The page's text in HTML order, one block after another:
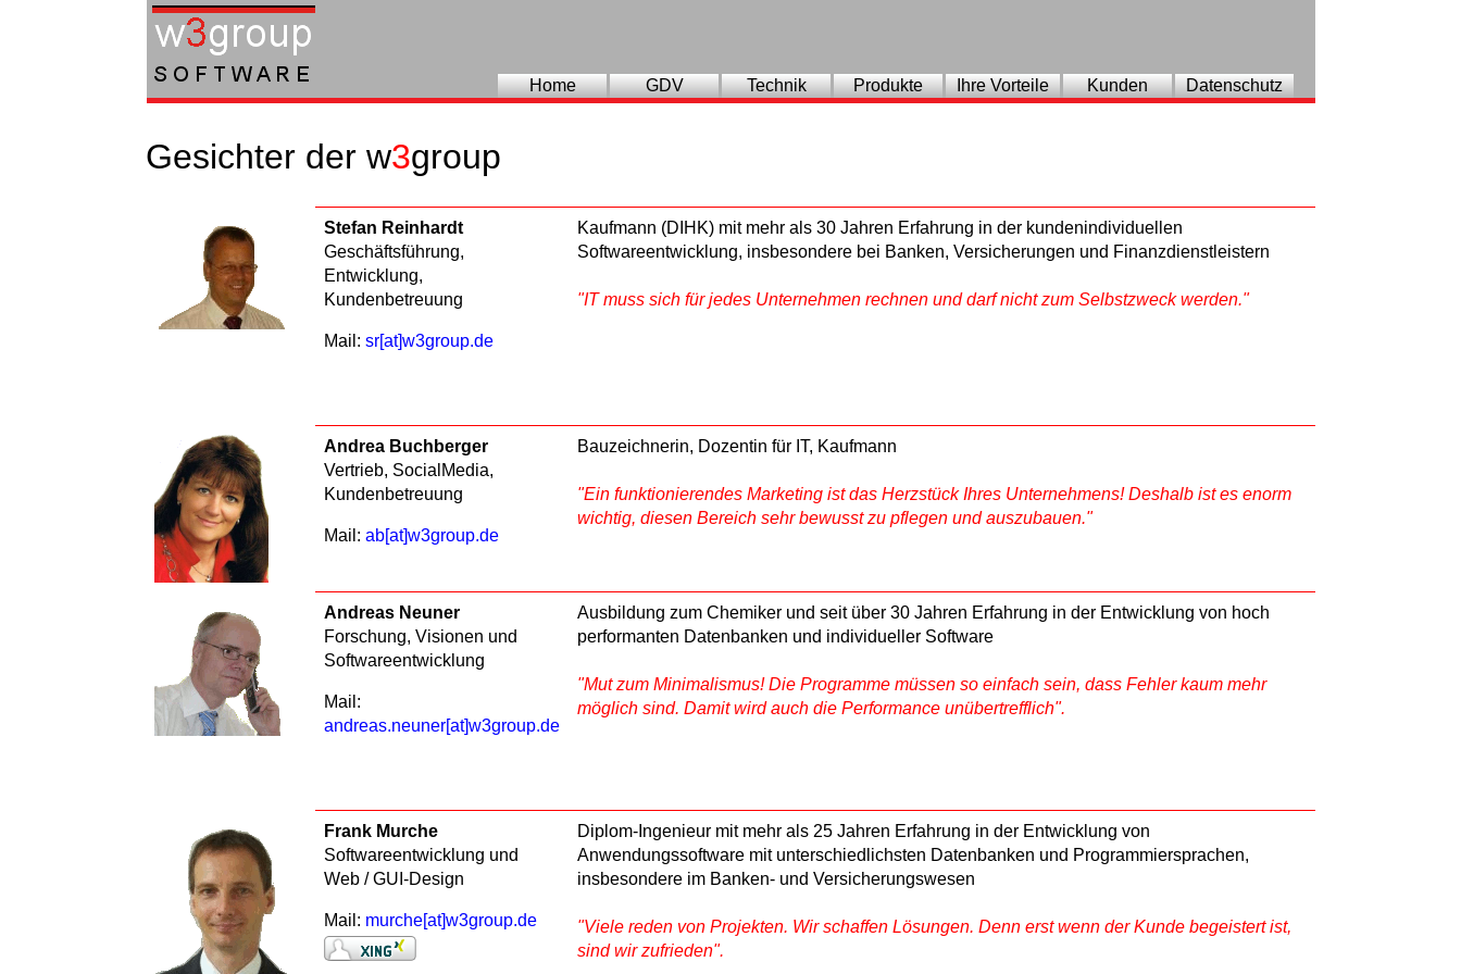
Home GDV Technik Produkte Ihre Vorteile Kunden Datenschutz
Gesichter der w3group
Stefan Reinhardt
Geschäftsführung,
Entwicklung,
Kundenbetreuung
Mail: sr[at]w3group.de
Kaufmann (DIHK) mit mehr als 30 Jahren Erfahrung in der kundenindividuellen
Softwareentwicklung, insbesondere bei Banken, Versicherungen und Finanzdienstleistern
"IT muss sich für jedes Unternehmen rechnen und darf nicht zum Selbstzweck werden."
Andrea Buchberger
Vertrieb, SocialMedia,
Kundenbetreuung
Mail: ab[at]w3group.de
Bauzeichnerin, Dozentin für IT, Kaufmann
"Ein funktionierendes Marketing ist das Herzstück Ihres Unternehmens! Deshalb ist es enorm
wichtig, diesen Bereich sehr bewusst zu pflegen und auszubauen."
Andreas Neuner
Forschung, Visionen und
Softwareentwicklung
Mail:
andreas.neuner[at]w3group.de
Ausbildung zum Chemiker und seit über 30 Jahren Erfahrung in der Entwicklung von hoch
performanten Datenbanken und individueller Software
"Mut zum Minimalismus! Die Programme müssen so einfach sein, dass Fehler kaum mehr
möglich sind. Damit wird auch die Performance unübertrefflich".
Frank Murche
Softwareentwicklung und
Web / GUI-Design
Mail: murche[at]w3group.de
Diplom-Ingenieur mit mehr als 25 Jahren Erfahrung in der Entwicklung von
Anwendungssoftware mit unterschiedlichsten Datenbanken und Programmiersprachen,
insbesondere im Banken- und Versicherungswesen
"Viele reden von Projekten. Wir schaffen Lösungen. Denn erst wenn der Kunde begeistert ist,
sind wir zufrieden".